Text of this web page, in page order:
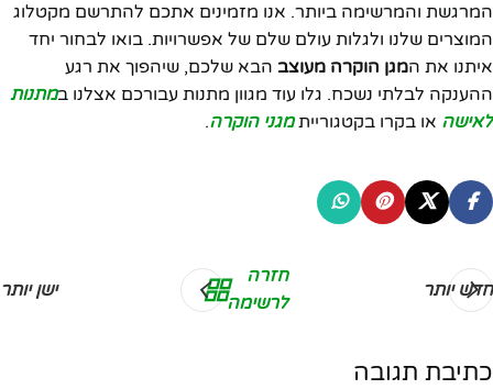
המרגשת והמרשימה ביותר. אנו מזמינים אתכם להתרשם מקטלוג
המוצרים שלנו ולגלות עולם שלם של אפשרויות. בואו לבחור יחד
איתנו את המגן הוקרה מעוצב הבא שלכם, שיהפוך את רגע
ההענקה לבלתי נשכח. גלו עוד מגוון מתנות עבורכם אצלנו במתנות
לאישה או בקרו בקטגורייתמגני הוקרה.
חדש יותר
חזרה
לרשימה
ישן יותר
כתיבת תגובה